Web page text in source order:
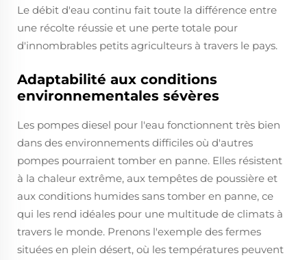
Le débit d'eau continu fait toute la différence entre
une récolte réussie et une perte totale pour
d'innombrables petits agriculteurs à travers le pays.
Adaptabilité aux conditions
environnementales sévères
Les pompes diesel pour l'eau fonctionnent très bien
dans des environnements difficiles où d'autres
pompes pourraient tomber en panne. Elles résistent
à la chaleur extrême, aux tempêtes de poussière et
aux conditions humides sans tomber en panne, ce
qui les rend idéales pour une multitude de climats à
travers le monde. Prenons l'exemple des fermes
situées en plein désert, où les températures peuvent